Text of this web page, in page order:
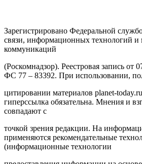
Зарегистрировано Федеральной
связи, информационных технологий и
коммуникаций
(Роскомнадзор). Реестровая запись
ФС 77 – 83392. При использовании,
цитировании материалов planet-
гиперссылка обязательна. Мнения и
совпадают с
точкой зрения редакции. На
применяются рекомендательные
(информационные технологии